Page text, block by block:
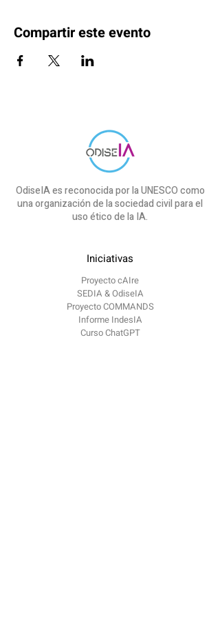
Compartir este evento
OdiseIA es reconocida por la UNESCO como
una organización de la sociedad civil para el
uso ético de la IA.
Iniciativas
Proyecto cAIre
SEDIA & OdiseIA
Proyecto COMMANDS
Informe IndesIA
Curso ChatGPT